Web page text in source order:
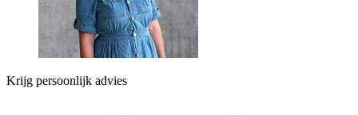
Krijg persoonlijk advies